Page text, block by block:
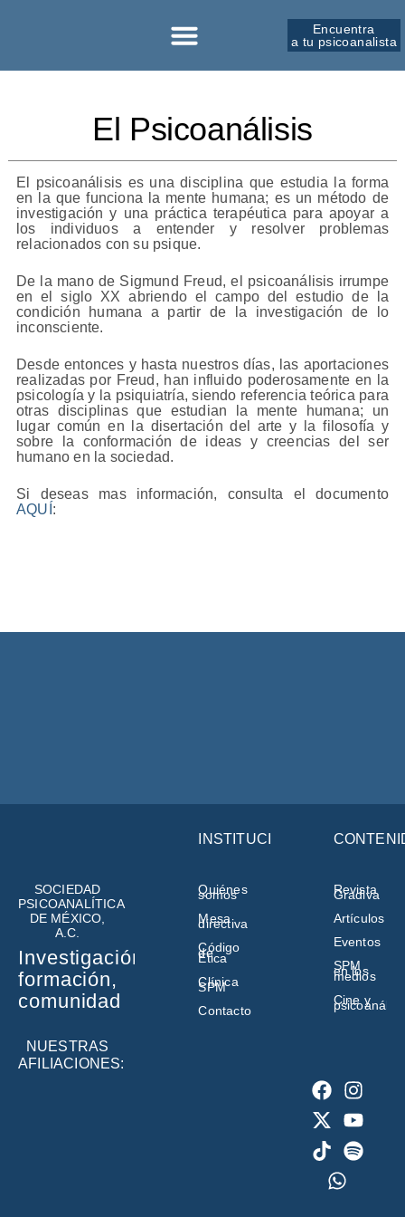
Encuentra
a tu psicoanalista
El Psicoanálisis
El psicoanálisis es una disciplina que estudia la forma
en la que funciona la mente humana; es un método de
investigación y una práctica terapéutica para apoyar a
los individuos a entender y resolver problemas
relacionados con su psique.
De la mano de Sigmund Freud, el psicoanálisis irrumpe
en el siglo XX abriendo el campo del estudio de la
condición humana a partir de la investigación de lo
inconsciente.
Desde entonces y hasta nuestros días, las aportaciones
realizadas por Freud, han influido poderosamente en la
psicología y la psiquiatría, siendo referencia teórica para
otras disciplinas que estudian la mente humana; un
lugar común en la disertación del arte y la filosofía y
sobre la conformación de ideas y creencias del ser
humano en la sociedad.
Si deseas mas información, consulta el documento
AQUÍ :
SOCIEDAD
PSICOANALÍTICA
DE MÉXICO,
A.C.
Investigación,
formación,
comunidad
NUESTRAS
AFILIACIONES:
INSTITUCIÓN
Quiénes
somos
Mesa
directiva
Código
de
Ética
Clínica
SPM
Contacto
Revista
Gradiva
Artículos
Eventos
SPM
en los
medios
Cine y